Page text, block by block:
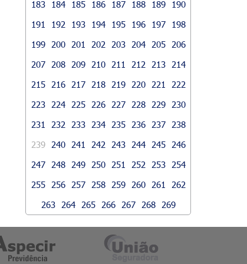
183
184 185 186 187 188 189
190
191
192 193 194 195 196 197
198
199
200 201 202 203 204 205
206
207
208 209 210 211 212 213
214
215
216 217 218 219 220 221
222
223
224 225 226 227 228 229
230
231
232 233 234 235 236 237
238
239
240 241 242 243 244 245
246
247
248 249 250 251 252 253
254
255
256 257 258 259 260 261
262
263
264 265 266 267 268 269